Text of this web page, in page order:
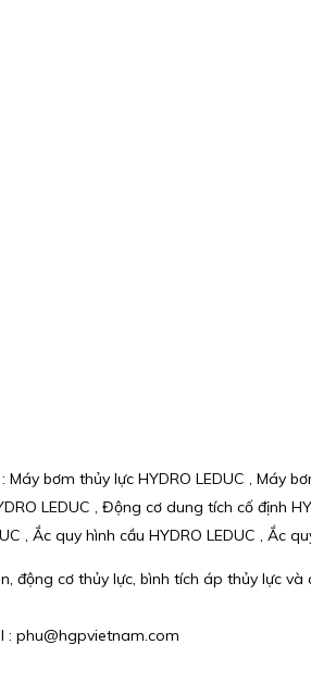
bơm thủy lực HYDRO LEDUC , Máy
LEDUC , Động cơ dung tích cố định
, Ắc quy hình cầu HYDRO LEDUC , Ắc
động cơ thủy lực, bình tích áp thủy lực
: phu@hgpvietnam.com